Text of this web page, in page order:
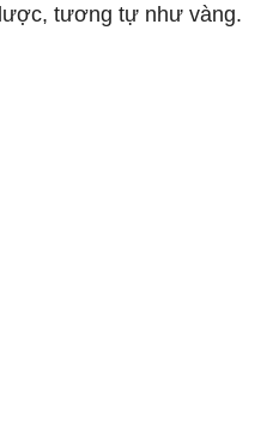
tương tự như vàng.